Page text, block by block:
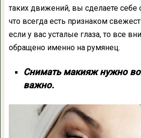
таких движений, вы сделаете себе
что всегда есть признаком
если у вас усталые глаза, то все
обращено именно на румянец.
Снимать макияж нужно
важно.